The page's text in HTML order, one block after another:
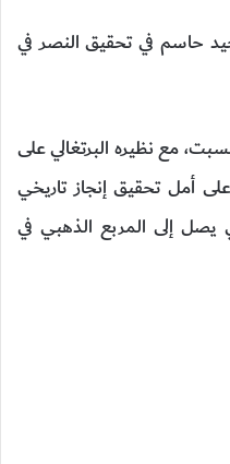
حاسم في تحقيق النصر في
مع نظيره البرتغالي على
أمل تحقيق إنجاز تاريخي
إلى المربع الذهبي في